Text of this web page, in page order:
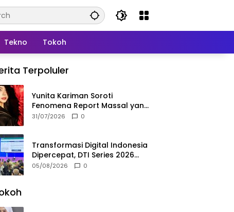
Tekno Tokoh
Terpoluler
Yunita Kariman Soroti
Fenomena Report Massal yang
Mengintai Influencer, Ini
31/07/2026 0
Transformasi Digital Indonesia
Dipercepat, DTI Series 2026
Resmi Digelar di Jakarta
05/08/2026 0